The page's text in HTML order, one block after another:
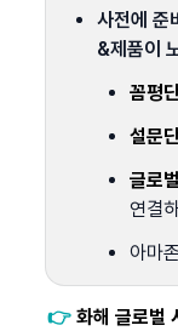
사전에 준
&제품이
꼼평
설문
글로
연결
아마
👉 화해 글로벌